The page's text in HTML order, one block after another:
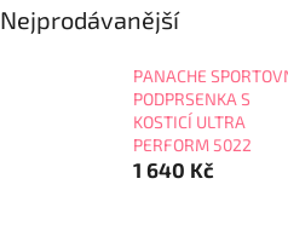
Nejprodávanější
PANACHE
PODPRSENKA S
KOSTICÍ ULTRA
PERFORM 5022
1 640 Kč